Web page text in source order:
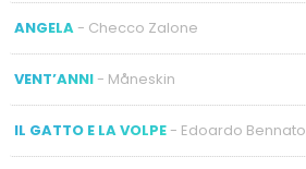
ANGELA- Checco Zalone
VENT’ANNI- Måneskin
IL GATTO E LA VOLPE- Edoardo Bennato